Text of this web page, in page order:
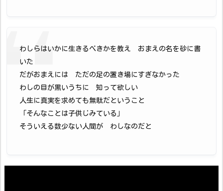
わしらはいかに生きるべきかを教え おまえの名を砂に書
いた
だがおまえには ただの足の置き場にすぎなかった
わしの目が黒いうちに 知って欲しい
人生に真実を求めても無駄だということ
「そんなことは子供じみている」
そういえる数少ない人間が わしなのだと